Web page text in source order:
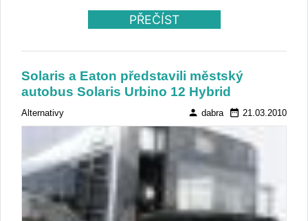
PŘEČÍST
Solaris a Eaton představili městský
autobus Solaris Urbino 12 Hybrid
Alternativy person dabra date_range 21.03.2010